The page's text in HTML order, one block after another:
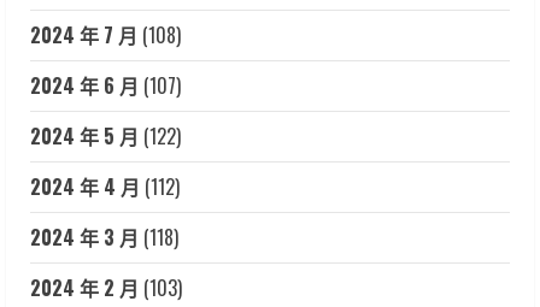
2024 年 7 月 (108)
2024 年 6 月 (107)
2024 年 5 月 (122)
2024 年 4 月 (112)
2024 年 3 月 (118)
2024 年 2 月 (103)